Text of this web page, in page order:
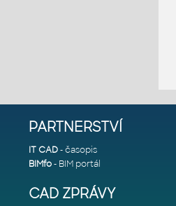
PARTNERSTVÍ
IT CAD- časopis
BIMfo- BIM portál
CAD ZPRÁVY